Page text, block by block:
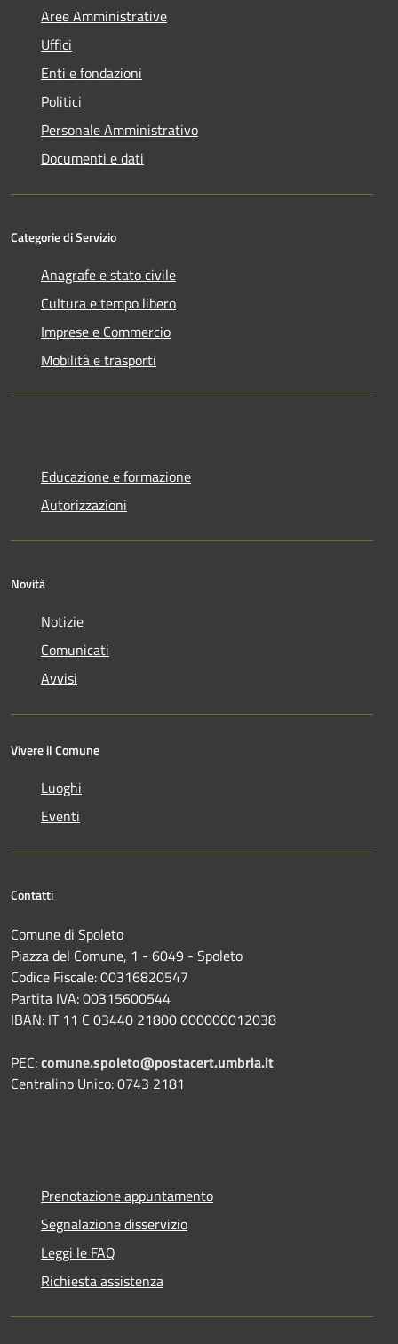
Aree Amministrative
Uffici
Enti e fondazioni
Politici
Personale Amministrativo
Documenti e dati
Categorie di Servizio
Anagrafe e stato civile
Cultura e tempo libero
Imprese e Commercio
Mobilità e trasporti
Educazione e formazione
Autorizzazioni
Novità
Notizie
Comunicati
Avvisi
Vivere il Comune
Luoghi
Eventi
Contatti
Comune di Spoleto
Piazza del Comune, 1 - 6049 - Spoleto
Codice Fiscale: 00316820547
Partita IVA: 00315600544
IBAN: IT 11 C 03440 21800 000000012038
PEC:comune.spoleto@postacert.umbria.it
Centralino Unico: 0743 2181
Prenotazione appuntamento
Segnalazione disservizio
Leggi le FAQ
Richiesta assistenza